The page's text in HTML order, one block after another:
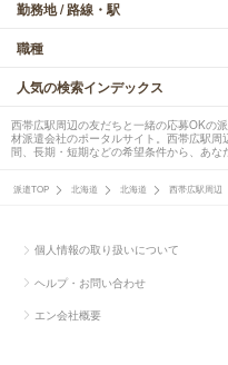
勤務地 / 路線・駅
職種
人気の検索インデックス
西帯広駅周辺の友だちと一緒の応募OKの
材派遣会社のポータルサイト。西帯広駅
間、長期・短期などの希望条件から、あな
派遣TOP 北海道 北海道 西帯広駅周辺
個人情報の取り扱いについて
ヘルプ・お問い合わせ
エン会社概要